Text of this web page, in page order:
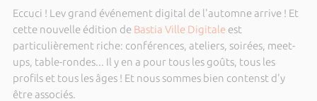
Eccuci ! Lev grand événement digital de l'automne arrive ! Et
cette nouvelle édition de Bastia Ville Digitale est
particulièrement riche: conférences, ateliers, soirées, meet-
ups, table-rondes... Il y en a pour tous les goûts, tous les
profils et tous les âges ! Et nous sommes bien contenst d'y
être associés.